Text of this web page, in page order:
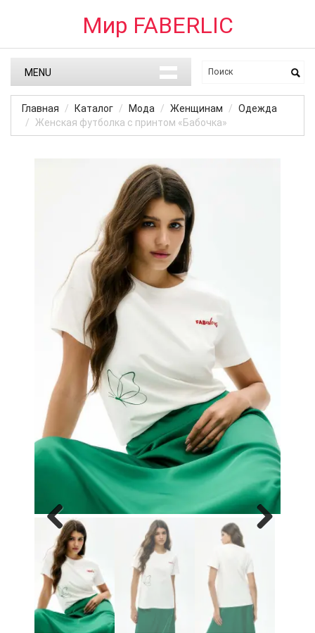
Мир FABERLIC
MENU
Главная Каталог Мода Женщинам
Одежда
Женская футболка с принтом «Бабочка»